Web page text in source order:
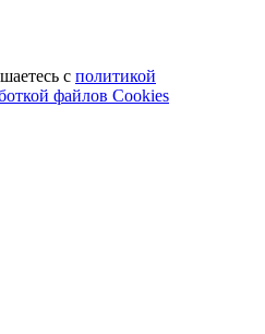
с политикой
файлов Cookies